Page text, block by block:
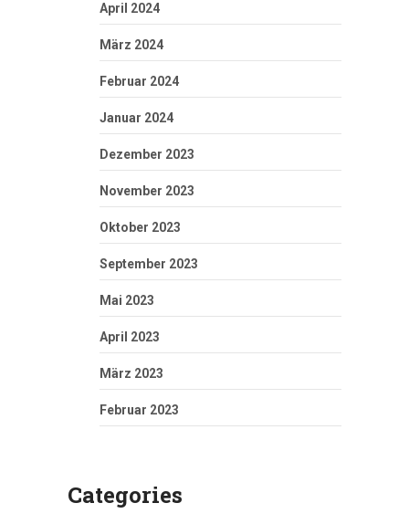
April 2024
März 2024
Februar 2024
Januar 2024
Dezember 2023
November 2023
Oktober 2023
September 2023
Mai 2023
April 2023
März 2023
Februar 2023
Categories